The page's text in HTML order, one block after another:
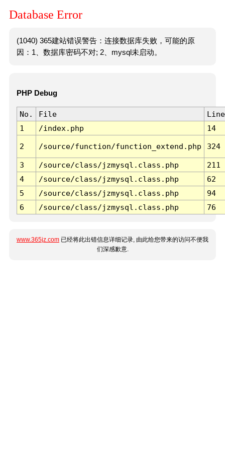
Database Error
(1040) 365建站错误警告：连接数据库失败，可能的原
因：1、数据库密码不对; 2、mysql未启动。
PHP Debug
No. File
Line
1
/index.php 14
2 /source/function/function_extend.php 324
3 /source/class/jzmysql.class.php
211
4
/source/class/jzmysql.class.php
62
5
/source/class/jzmysql.class.php
94
6
/source/class/jzmysql.class.php 76
www.365jz.com 已经将此出错信息详细记录, 由此给您带来的访问不便我
们深感歉意.